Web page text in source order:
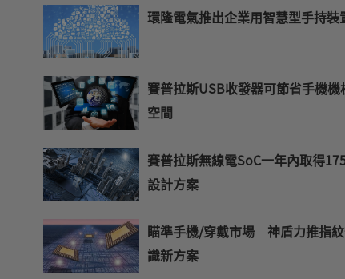
環隆電氣推出企業用智慧型手持裝
賽普拉斯USB收發器可節省手機機
空間
賽普拉斯無線電SoC一年內取得
設計方案
瞄準手機/穿戴市場 神盾力推指
識新方案